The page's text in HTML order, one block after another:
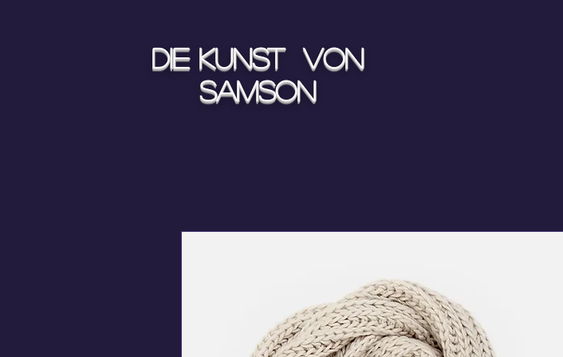
Die Kunst von
Samson